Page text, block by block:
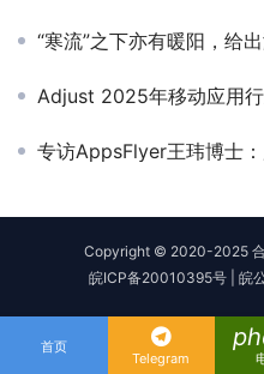
“寒流”之下亦有暖阳，给出
Adjust 2025年移动应用
专访AppsFlyer王玮博士：后
Copyright © 2020-2025 合
皖ICP备20010395号
皖
首页
Telegram